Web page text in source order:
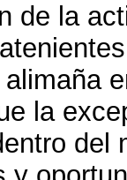
de la
la
del